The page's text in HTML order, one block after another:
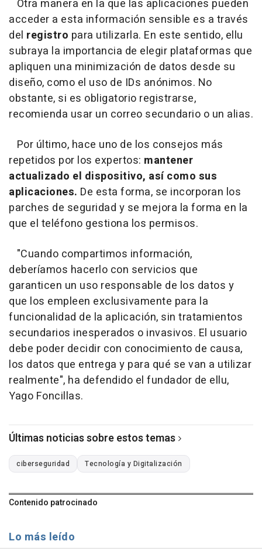
Otra manera en la que las aplicaciones pueden
acceder a esta información sensible es a través
del registro para utilizarla. En este sentido, ellu
subraya la importancia de elegir plataformas que
apliquen una minimización de datos desde su
diseño, como el uso de IDs anónimos. No
obstante, si es obligatorio registrarse,
recomienda usar un correo secundario o un alias.
Por último, hace uno de los consejos más
repetidos por los expertos: mantener
actualizado el dispositivo, así como sus
aplicaciones. De esta forma, se incorporan los
parches de seguridad y se mejora la forma en la
que el teléfono gestiona los permisos.
"Cuando compartimos información,
deberíamos hacerlo con servicios que
garanticen un uso responsable de los datos y
que los empleen exclusivamente para la
funcionalidad de la aplicación, sin tratamientos
secundarios inesperados o invasivos. El usuario
debe poder decidir con conocimiento de causa,
los datos que entrega y para qué se van a utilizar
realmente", ha defendido el fundador de ellu,
Yago Foncillas.
Últimas noticias sobre estos temas
ciberseguridad Tecnología y Digitalización
Contenido patrocinado
Lo más leído